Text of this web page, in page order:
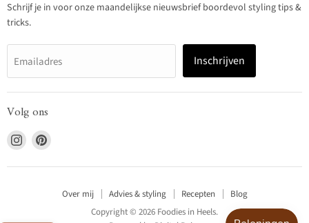
Schrijf je in voor onze maandelijkse nieuwsbrief boordevol styling tips &
tricks.
Emailadres Inschrijven
Volg ons
Vind
ons
op
Vind
op
Over mij Advies & styling Recepten
Blog
Copyright © 2026 Foodies in Heels.